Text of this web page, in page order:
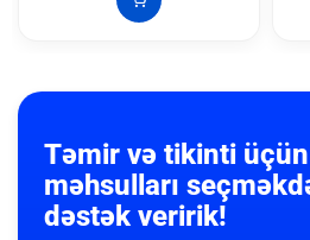
Təmir və tikinti üçün
məhsulları
dəstək veririk!